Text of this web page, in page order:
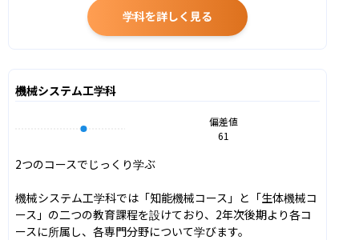
学科を詳しく見る
機械システム工学科
偏差値
61
2つのコースでじっくり学ぶ
機械システム工学科では「知能機械コース」と「生体機械コ
ース」の二つの教育課程を設けており、2年次後期より各コ
ースに所属し、各専門分野について学びます。